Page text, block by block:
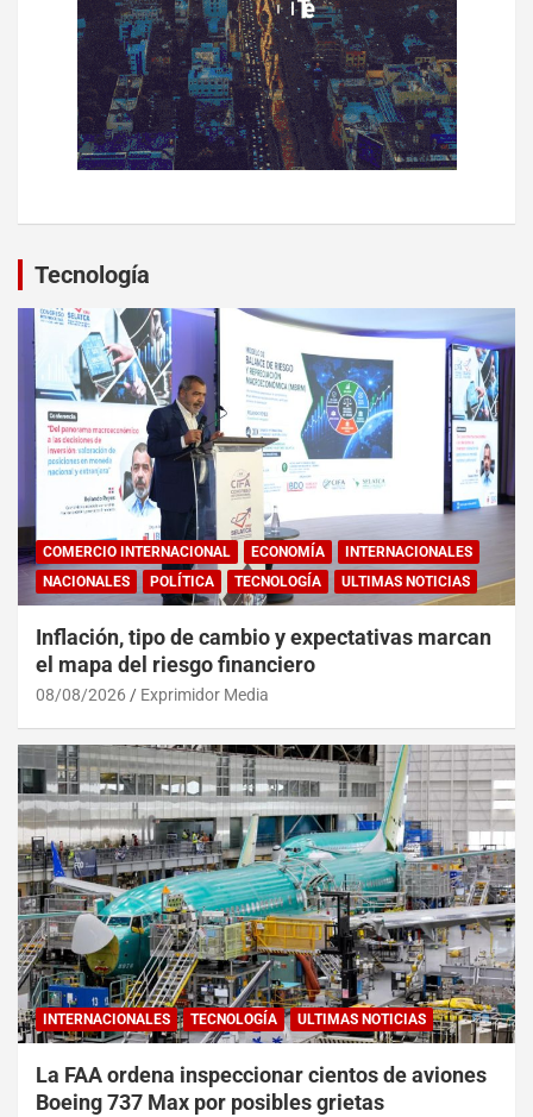
Tecnología
COMERCIO INTERNACIONAL ECONOMÍA
INTERNACIONALES
NACIONALES
POLÍTICA TECNOLOGÍA ULTIMAS NOTICIAS
Inflación, tipo de cambio y expectativas marcan
el mapa del riesgo financiero
08/08/2026 Exprimidor Media
INTERNACIONALES TECNOLOGÍA ULTIMAS NOTICIAS
La FAA ordena inspeccionar cientos de aviones
Boeing 737 Max por posibles grietas